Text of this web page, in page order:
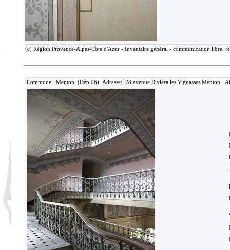
(c) Région Provence-Alpes-Côte d'Azur - Inventaire général - communication libre,
Commune: Menton (Dép.06) Adresse: 28 avenue Riviera les Vignasses Menton.